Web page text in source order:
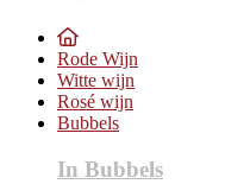
Rode Wijn
Witte wijn
Rosé wijn
Bubbels
In Bubbels